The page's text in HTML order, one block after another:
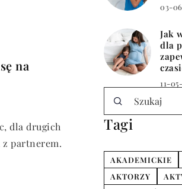
na
dla drugich
partnerem.
03-
Jak
dla
11-
Tagi
AKADEMICKIE
AKTORZY